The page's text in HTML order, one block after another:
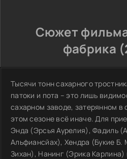
Сюжет
фабрика
Тысячи тонн сахарного
патоки и пота – это лишь
сахарном заводе, затерянном в
этом сезоне всё иначе. Для
Энда (Эрсья Аурелия), Фадиль
Альфиансйах), Хендра (Букие
Зихан), Нанинг (Эрика Карлина)